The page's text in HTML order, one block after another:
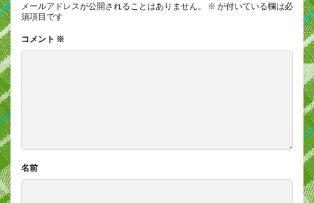
メールアドレスが公開されることはありません。 ※ が付いている欄は必
須項目です
コメント ※
名前